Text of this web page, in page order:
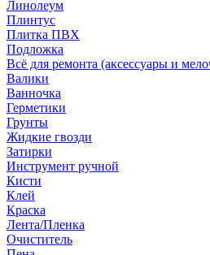
Линолеум
Плинтус
Плитка ПВХ
Подложка
Всё для ремонта (аксессуары и
Валики
Ванночка
Герметики
Грунты
Жидкие гвозди
Затирки
Инструмент ручной
Кисти
Клей
Краска
Лента/Пленка
Очиститель